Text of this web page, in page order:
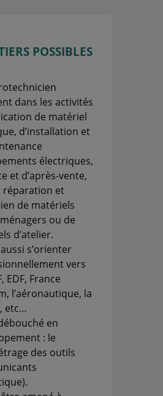
POSSIBLES
dans les activités
de matériel
d’installation et
électriques,
et d’après-vente,
réparation et
de matériels
ou de
d’atelier.
s’orienter
vers
EDF, France
l’aéronautique, la
etc…
en
: le
des outils